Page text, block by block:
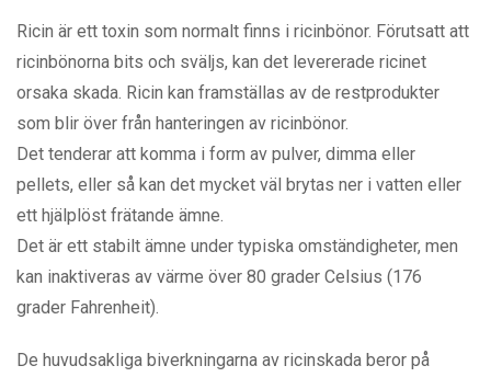
Ricin är ett toxin som normalt finns i ricinbönor. Förutsatt att
ricinbönorna bits och sväljs, kan det levererade ricinet
orsaka skada. Ricin kan framställas av de restprodukter
som blir över från hanteringen av ricinbönor.
Det tenderar att komma i form av pulver, dimma eller
pellets, eller så kan det mycket väl brytas ner i vatten eller
ett hjälplöst frätande ämne.
Det är ett stabilt ämne under typiska omständigheter, men
kan inaktiveras av värme över 80 grader Celsius (176
grader Fahrenheit).
De huvudsakliga biverkningarna av ricinskada beror på